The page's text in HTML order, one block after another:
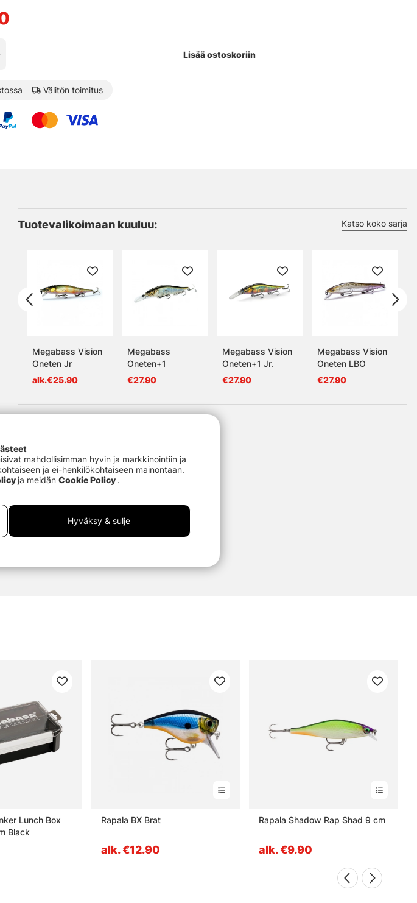
Lisää ostoskoriin
Välitön toimitus
Tuotevalikoimaan kuuluu: Katso koko sarja
Megabass Vision
Oneten Jr
alk.€25.90
Megabass
Oneten+1
€27.90
Megabass Vision
Oneten+1 Jr.
€27.90
Megabass Vision
Oneten LBO
€27.90
Lunch Box
Black
Rapala BX Brat
alk. €12.90
Rapala Shadow Rap Shad 9 cm
alk. €9.90
mahdollisimman hyvin ja markkinointiin ja
ja ei-henkilökohtaiseen mainontaan.
ja meidän Cookie Policy .
Hyväksy & sulje